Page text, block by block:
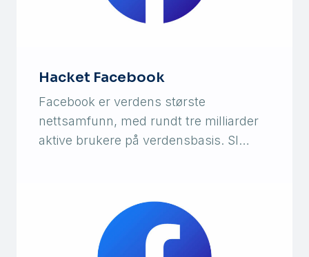
Hacket Facebook
Facebook er verdens største
nettsamfunn, med rundt tre milliarder
aktive brukere på verdensbasis. Sl…